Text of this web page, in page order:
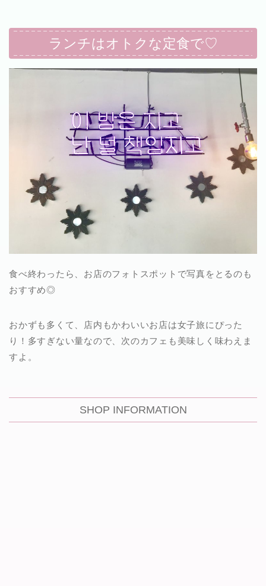
ランチはオトクな定食で♡
食べ終わったら、お店のフォトスポットで写真をとるのも
おすすめ◎
おかずも多くて、店内もかわいいお店は女子旅にぴった
り！多すぎない量なので、次のカフェも美味しく味わえま
すよ。
SHOP INFORMATION